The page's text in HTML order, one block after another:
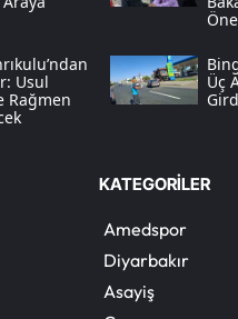
Usul
Rağmen
Üç
KATEGORİLER
Amedspor
Diyarbakır
Asayiş